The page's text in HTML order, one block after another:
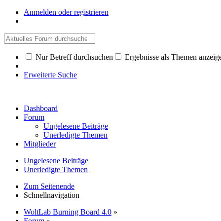
Anmelden oder registrieren
Nur Betreff durchsuchen Ergebnisse als Themen
Erweiterte Suche
Dashboard
Forum
Ungelesene Beiträge
Unerledigte Themen
Mitglieder
Ungelesene Beiträge
Unerledigte Themen
Zum Seitenende
Schnellnavigation
WoltLab Burning Board 4.0 »